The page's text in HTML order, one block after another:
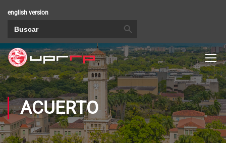
english version
ACUERTO